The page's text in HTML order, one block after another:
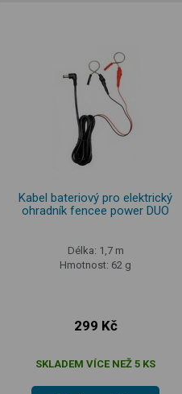
Kabel bateriový pro elektrický
ohradník fencee power DUO
Délka: 1,7 m
Hmotnost: 62 g
299 Kč
SKLADEM VÍCE NEŽ 5 KS